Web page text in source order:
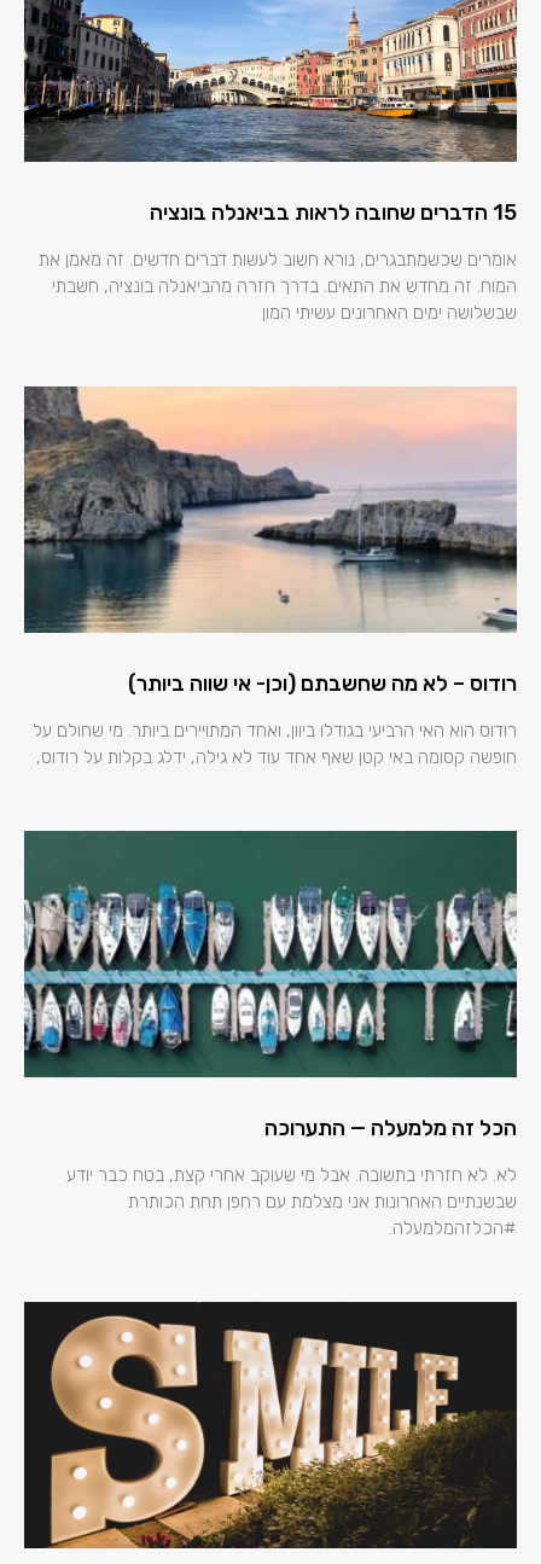
15 הדברים שחובה לראות בביאנלה בונציה
אומרים שכשמתבגרים, נורא חשוב לעשות דברים חדשים. זה מאמן את
המוח. זה מחדש את התאים. בדרך חזרה מהביאנלה בונציה, חשבתי
שבשלושה ימים האחרונים עשיתי המון
רודוס – לא מה שחשבתם (וכן- אי שווה ביותר)
רודוס הוא האי הרביעי בגודלו ביוון, ואחד המתויירים ביותר. מי שחולם על
חופשה קסומה באי קטן שאף אחד עוד לא גילה, ידלג בקלות על רודוס,
הכל זה מלמעלה — התערוכה
לא. לא חזרתי בתשובה. אבל מי שעוקב אחרי קצת, בטח כבר יודע
שבשנתיים האחרונות אני מצלמת עם רחפן תחת הכותרת
#הכלזהמלמעלה.